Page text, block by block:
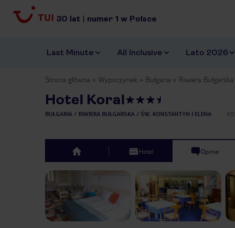
30 lat | numer 1 w Polsce
Last Minute All Inclusive Lato 2026
Strona główna Wypoczynek Bułgaria Riwiera Bułgarska
Hotel Koral
BUŁGARIA RIWIERA BUŁGARSKA ŚW. KONSTANTYN I ELENA
top Hotel Opinie